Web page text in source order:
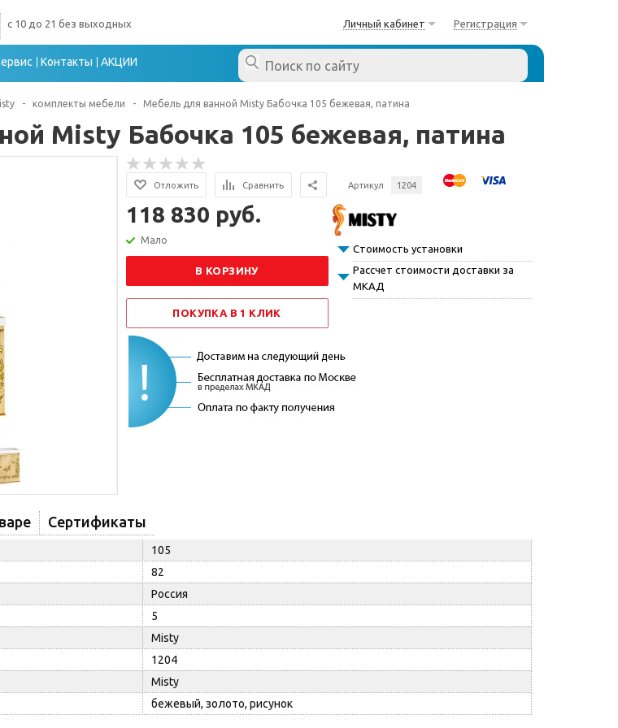
с 10 до 21 без выходных Личный кабинет Регистрация
Контакты АКЦИИ
- комплекты мебели - Мебель для ванной Misty Бабочка 105 бежевая, патина
Misty Бабочка 105 бежевая, патина
Отложить Сравнить Артикул 1204
118 830 руб.
Мало
В КОРЗИНУ
ПОКУПКА В 1 КЛИК
Стоимость установки
Рассчет стоимости доставки за
МКАД
Сертификаты
105
82
Россия
5
Misty
1204
Misty
бежевый, золото, рисунок